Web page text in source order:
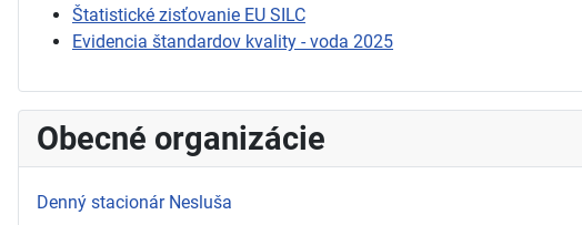
Štatistické zisťovanie EU SILC
Evidencia štandardov kvality - voda 2025
Obecné organizácie
Denný stacionár Nesluša